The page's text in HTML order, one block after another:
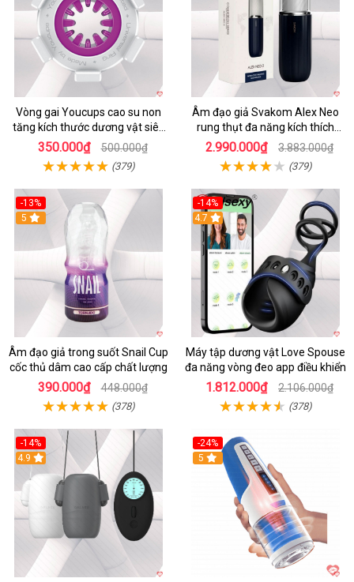
Vòng gai Youcups cao su non
tăng kích thước dương vật siêu
kích thích
350.000₫ 500.000₫
(379)
Âm đạo giả Svakom Alex Neo
rung thụt đa năng kích thích
mạnh
2.990.000₫ 3.883.000₫
(379)
-13%
5
Âm đạo giả trong suốt Snail Cup
cốc thủ dâm cao cấp chất lượng
390.000₫ 448.000₫
(378)
-14%
4.7
Máy tập dương vật Love Spouse
đa năng vòng đeo app điều khiển
1.812.000₫ 2.106.000₫
(378)
-14%
4.9
-24%
5